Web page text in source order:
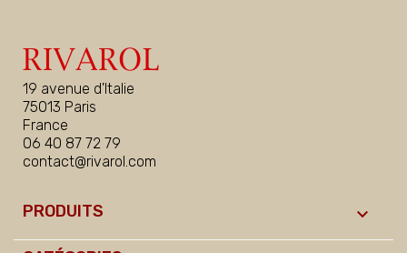
19 avenue d'Italie
75013 Paris
France
06 40 87 72 79
contact@rivarol.com
PRODUITS 